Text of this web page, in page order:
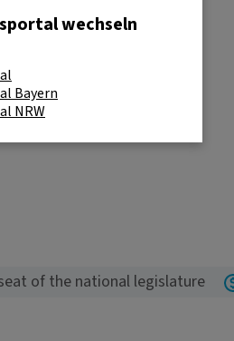
of the national legislature
wechseln
Bayern
NRW